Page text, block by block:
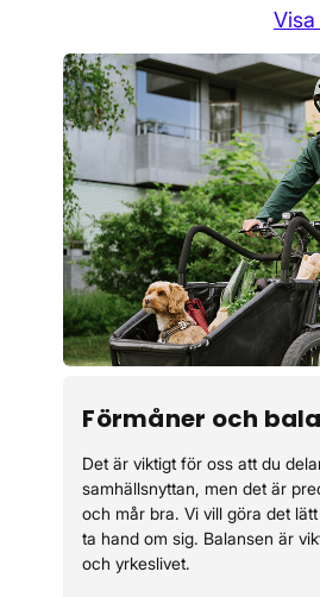
Förmåner och
Det är viktigt för oss att du
samhällsnyttan, men det är
och mår bra. Vi vill göra det
ta hand om sig. Balansen är
och yrkeslivet.